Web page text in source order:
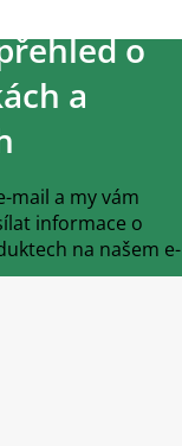
o
a
mail a my vám
informace o
na našem e-